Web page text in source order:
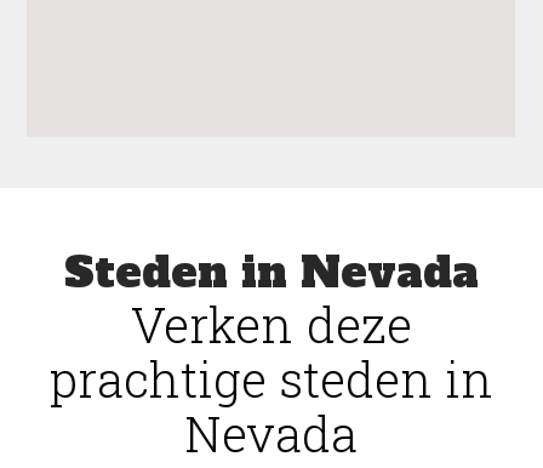
Steden in Nevada
Verken deze
prachtige steden in
Nevada